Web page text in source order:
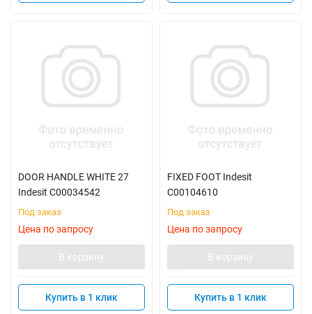
DOOR HANDLE WHITE 27
Indesit C00034542
Под заказ
Цена по запросу
В корзину
Купить в 1 клик
FIXED FOOT Indesit
C00104610
Под заказ
Цена по запросу
В корзину
Купить в 1 клик